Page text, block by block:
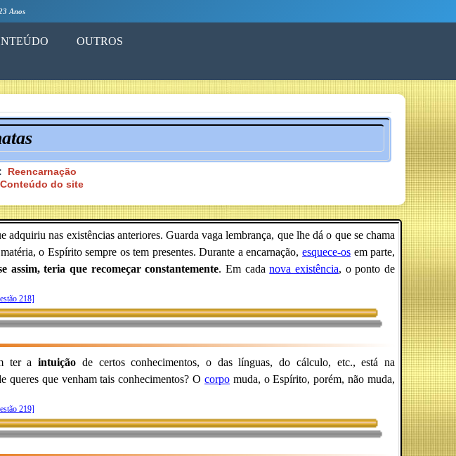
Anos
OUTROS
Reencarnação
Conteúdo do site
nas existências anteriores. Guarda vaga lembrança, que lhe dá o que se chama
o Espírito sempre os tem presentes. Durante a encarnação, esquece-osem parte,
assim, teria que recomeçar constantemente. Em cadanova existência, o ponto de
218]
ter aintuição de certos conhecimentos, o das línguas, do cálculo, etc., está na
queres que venham tais conhecimentos? O corpomuda, o Espírito, porém, não muda,
219]